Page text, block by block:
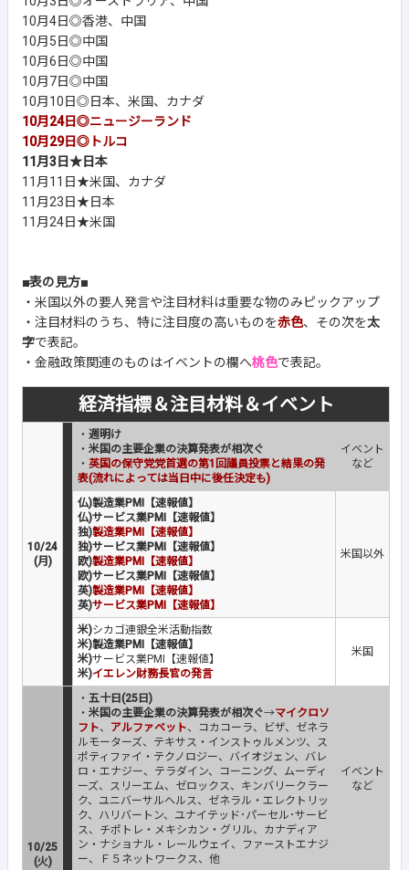
10月4日◎香港、中国
10月5日◎中国
10月6日◎中国
10月7日◎中国
10月10日◎日本、米国、カナダ
10月24日◎ニュージーランド
10月29日◎トルコ
11月3日★日本
11月11日★米国、カナダ
11月23日★日本
11月24日★米国
■表の見方■
・米国以外の要人発言や注目材料は重要な物のみピックアップ
・注目材料のうち、特に注目度の高いものを赤色、その次を太
字で表記。
・金融政策関連のものはイベントの欄へ桃色で表記。
経済指標＆注目材料＆イベント
10/24
(月)
・ 週明け
・ 米国の主要企業の決算発表が相次ぐ
・ 英国の保守党党首選の第1回議員投票と結果の発
表(流れによっては当日中に後任決定も)
イベント
など
仏)製造業PMI【速報値】
仏)サービス業PMI【速報値】
独)製造業PMI【速報値】
独)サービス業PMI【速報値】
欧)製造業PMI【速報値】
欧)サービス業PMI【速報値】
英)製造業PMI【速報値】
英)サービス業PMI【速報値】
米国以外
米)シカゴ連銀全米活動指数
米)製造業PMI【速報値】
米)サービス業PMI【速報値】
米)イエレン財務長官の発言
米国
10/25
(火)
・ 五十日(25日)
・ 米国の主要企業の決算発表が相次ぐ→マイクロソ
フト、 アルファベット、コカコーラ、ビザ、ゼネラ
ルモーターズ、テキサス・インストゥルメンツ、ス
ポティファイ・テクノロジー、バイオジェン、バレ
ロ・エナジー、テラダイン、コーニング、ムーディ
ーズ、スリーエム、ゼロックス、キンバリークラー
ク、ユニバーサルヘルス、ゼネラル・エレクトリッ
ク、ハリバートン、ユナイテッド･パーセル･サービ
ス、チポトレ・メキシカン・グリル、カナディア
ン・ナショナル・レールウェイ、ファーストエナジ
ー、Ｆ５ネットワークス、他
イベント
など